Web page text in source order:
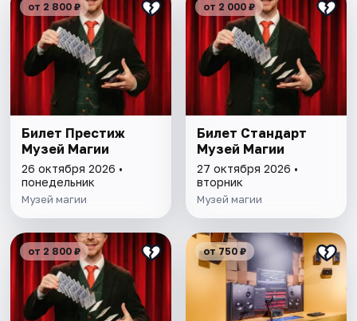
от 2 800 ₽
Билет Престиж
Музей Магии
26 октября 2026 •
понедельник
Музей магии
от 2 000 ₽
Билет Стандарт
Музей Магии
27 октября 2026 •
вторник
Музей магии
от 2 800 ₽ от 750 ₽